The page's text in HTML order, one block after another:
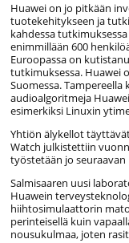
Huawei on jo pitkään
tuotekehitykseen ja
kahdessa
enimmillään 600
Euroopassa on
tutkimuksessa. Huawei
Suomessa.
audioalgoritmeja
esimerkiksi Linuxin
Yhtiön älykellot
Watch julkistettiin
työstetään jo seuraavan
Salmisaaren uusi
Huawein
hiihtosimulaattorin
perinteisellä kuin
nousukulmaa, joten